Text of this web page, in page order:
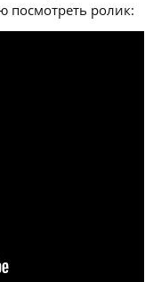
посмотреть ролик: